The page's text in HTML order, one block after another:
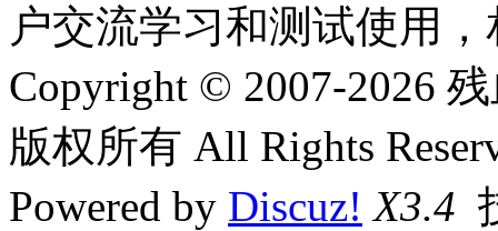
户交流学习和测试使用
Copyright © 2007-2026
版权所有 All Rights
Powered by Discuz! X3.4